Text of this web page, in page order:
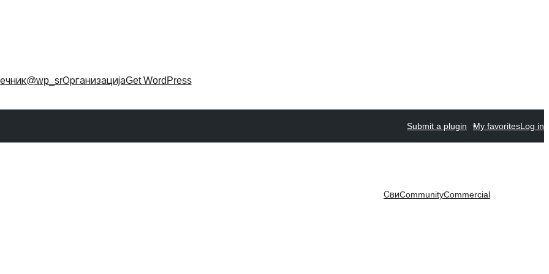
@wp_srОрганизацијаGet WordPress
Submit a plugin My favoritesLog in
СвиCommunityCommercial